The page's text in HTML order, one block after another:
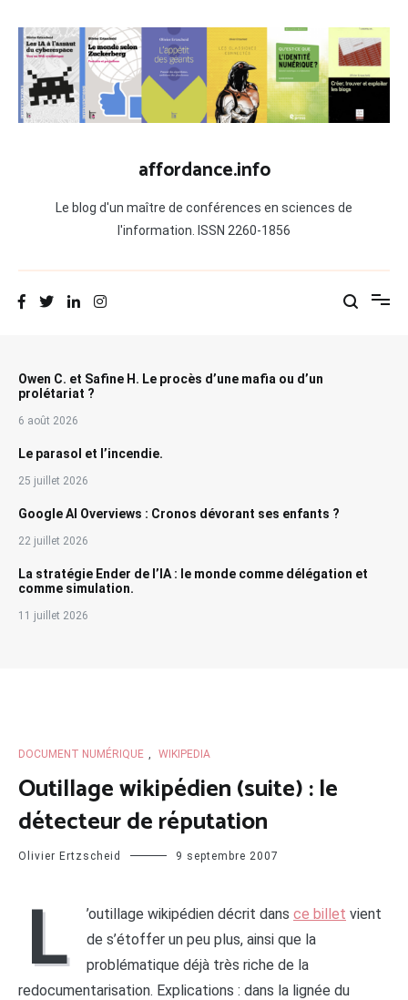
contenu
affordance.info
Le blog d'un maître de conférences en sciences de
l'information. ISSN 2260-1856
Owen C. et Safine H. Le procès d’une mafia ou d’un
prolétariat ?
6 août 2026
Le parasol et l’incendie.
25 juillet 2026
Google AI Overviews : Cronos dévorant ses enfants ?
22 juillet 2026
La stratégie Ender de l’IA : le monde comme délégation et
comme simulation.
11 juillet 2026
DOCUMENT NUMÉRIQUE WIKIPEDIA
Outillage wikipédien (suite) : le
détecteur de réputation
Olivier Ertzscheid 9 septembre 2007
L ’outillage wikipédien décrit dans ce billet vient
de s’étoffer un peu plus, ainsi que la
problématique déjà très riche de la
redocumentarisation. Explications : dans la lignée du